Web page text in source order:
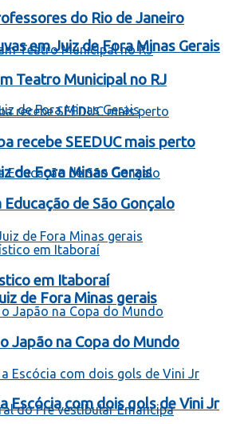
em Juiz de Fora Minas Gerais
de Fora Minas Gerais
de Fora Minas gerais
do Rio de Janeiro
Teatro Municipal no RJ
recebe SEEDUC mais perto
de São Gonçalo
em Itaboraí
Japão na Copa do Mundo
Escócia com dois gols de Vini Jr